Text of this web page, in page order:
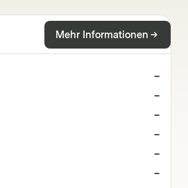
Mehr Informationen
–
–
–
–
–
–